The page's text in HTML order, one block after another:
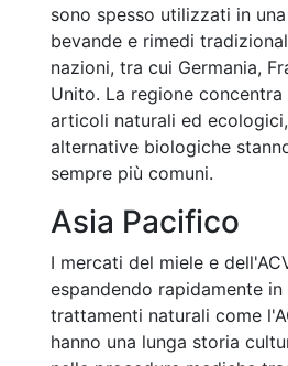
sono spesso utilizzati in
bevande e rimedi
nazioni, tra cui Germania,
Unito. La regione
articoli naturali ed
alternative biologiche
sempre più comuni.
Asia Pacifico
I mercati del miele e
espandendo rapidamente in
trattamenti naturali come
hanno una lunga storia